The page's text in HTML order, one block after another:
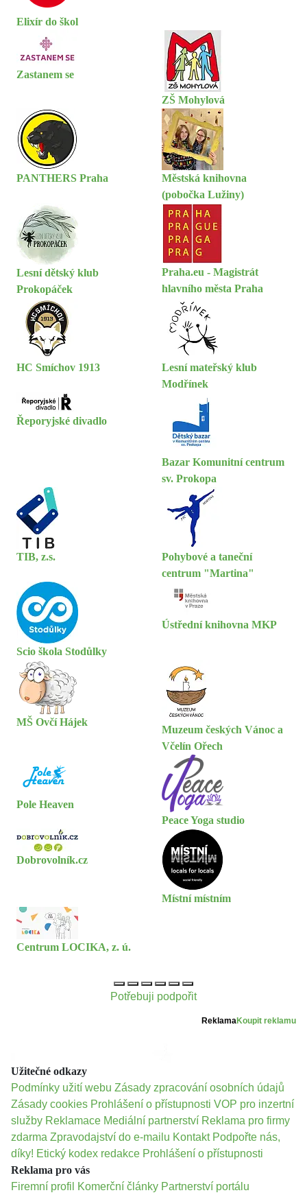
Elixír do škol
Zastanem se
ZŠ Mohylová
PANTHERS Praha
Městská knihovna
(pobočka Lužiny)
Lesní dětský klub
Prokopáček
Praha.eu - Magistrát
hlavního města Praha
HC Smíchov 1913
Lesní mateřský klub
Modřínek
Řeporyjské divadlo
Bazar Komunitní centrum
sv. Prokopa
TIB, z.s.
Pohybové a taneční
centrum "Martina"
Scio škola Stodůlky
Ústřední knihovna MKP
MŠ Ovčí Hájek
Muzeum českých Vánoc a
Včelín Ořech
Pole Heaven
Peace Yoga studio
Dobrovolník.cz
Místní místním
Centrum LOCIKA, z. ú.
Potřebuji podpořit
ReklamaKoupit reklamu
Užitečné odkazy
Podmínky užití webu Zásady zpracování osobních údajů
Zásady cookies Prohlášení o přístupnosti VOP pro inzertní
služby Reklamace Mediální partnerství Reklama pro firmy
zdarma Zpravodajství do e-mailu Kontakt Podpořte nás,
díky! Etický kodex redakce Prohlášení o přístupnosti
Reklama pro vás
Firemní profil
Komerční články Partnerství portálu